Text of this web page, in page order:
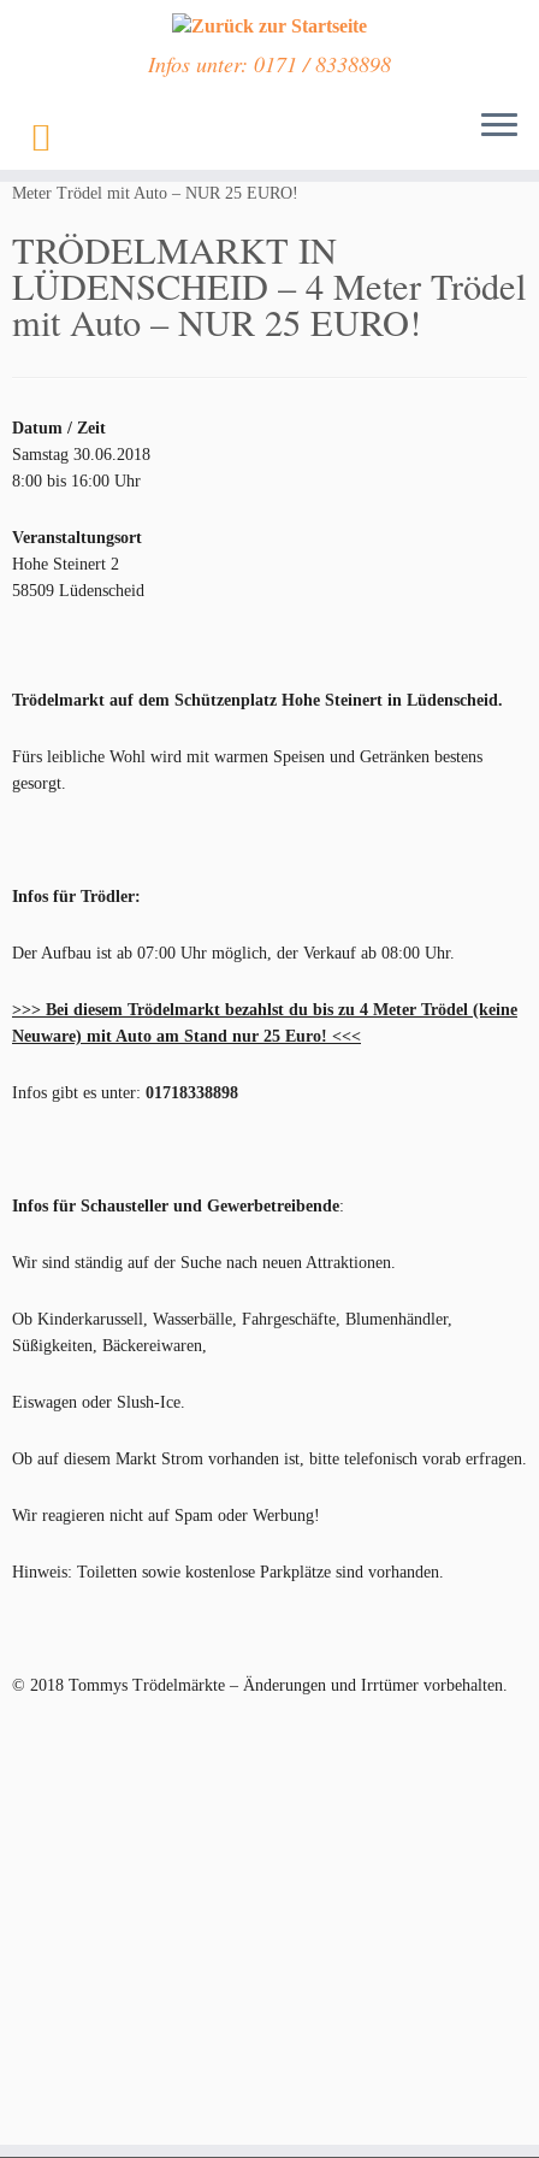
springen
Infos unter: 0171 / 8338898
Meter Trödel mit Auto – NUR 25 EURO!
TRÖDELMARKT IN
LÜDENSCHEID – 4 Meter Trödel
mit Auto – NUR 25 EURO!
Datum / Zeit
Samstag 30.06.2018
8:00 bis 16:00 Uhr
Veranstaltungsort
Hohe Steinert 2
58509 Lüdenscheid
Trödelmarkt auf dem Schützenplatz Hohe Steinert in Lüdenscheid.
Fürs leibliche Wohl wird mit warmen Speisen und Getränken bestens
gesorgt.
Infos für Trödler:
Der Aufbau ist ab 07:00 Uhr möglich, der Verkauf ab 08:00 Uhr.
>>> Bei diesem Trödelmarkt bezahlst du bis zu 4 Meter Trödel (keine
Neuware) mit Auto am Stand nur 25 Euro! <<<
Infos gibt es unter: 01718338898
Infos für Schausteller und Gewerbetreibende:
Wir sind ständig auf der Suche nach neuen Attraktionen.
Ob Kinderkarussell, Wasserbälle, Fahrgeschäfte, Blumenhändler,
Süßigkeiten, Bäckereiwaren,
Eiswagen oder Slush-Ice.
Ob auf diesem Markt Strom vorhanden ist, bitte telefonisch vorab erfragen.
Wir reagieren nicht auf Spam oder Werbung!
Hinweis: Toiletten sowie kostenlose Parkplätze sind vorhanden.
© 2018 Tommys Trödelmärkte – Änderungen und Irrtümer vorbehalten.